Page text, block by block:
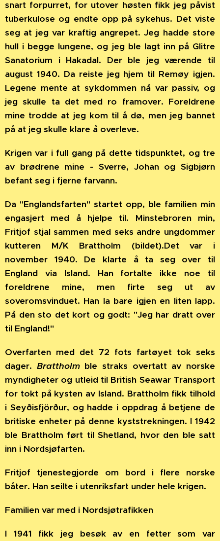
snart forpurret, for utover høsten fikk jeg påvist
tuberkulose og endte opp på sykehus. Det viste
seg at jeg var kraftig angrepet. Jeg hadde store
hull i begge lungene, og jeg ble lagt inn på Glitre
Sanatorium i Hakadal. Der ble jeg værende til
august 1940. Da reiste jeg hjem til Remøy igjen.
Legene mente at sykdommen nå var passiv, og
jeg skulle ta det med ro framover. Foreldrene
mine trodde at jeg kom til å dø, men jeg bannet
på at jeg skulle klare å overleve.
Krigen var i full gang på dette tidspunktet, og tre
av brødrene mine - Sverre, Johan og Sigbjørn
befant seg i fjerne farvann.
Da "Englandsfarten" startet opp, ble familien min
engasjert med å hjelpe til. Minstebroren min,
Fritjof stjal sammen med seks andre ungdommer
kutteren M/K Brattholm (bildet).Det var i
november 1940. De klarte å ta seg over til
England via Island. Han fortalte ikke noe til
foreldrene mine, men firte seg ut av
soveromsvinduet. Han la bare igjen en liten lapp.
På den sto det kort og godt: "Jeg har dratt over
til England!"
Overfarten med det 72 fots fartøyet tok seks
dager. Brattholmble straks overtatt av norske
myndigheter og utleid til British Seawar Transport
for tokt på kysten av Island. Brattholm fikk tilhold
i Seyðisfjörður, og hadde i oppdrag å betjene de
britiske enheter på denne kyststrekningen. I 1942
ble Brattholm ført til Shetland, hvor den ble satt
inn i Nordsjøfarten.
Fritjof tjenestegjorde om bord i flere norske
båter. Han seilte i utenriksfart under hele krigen.
Familien var med i Nordsjøtrafikken
I 1941 fikk jeg besøk av en fetter som var